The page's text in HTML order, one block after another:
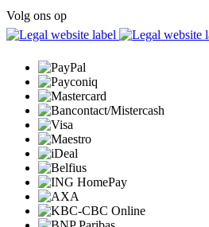
Volg ons op